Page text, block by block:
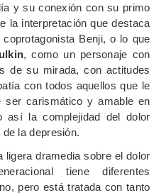
y su conexión con su primo
la interpretación que destaca
Benji, o lo que
, como un personaje con
de su mirada, con actitudes
con todos aquellos que le
ser carismático y amable en
así la complejidad del dolor
la depresión.
ligera dramedia sobre el dolor
tiene diferentes
pero está tratada con tanto